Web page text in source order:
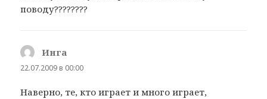
поводу????????
Инга
22.07.2009 в 00:00
Наверно, те, кто играет и много играет,